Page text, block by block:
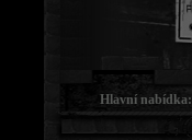
Hlavní nabídka: